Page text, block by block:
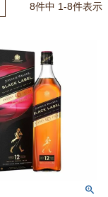
8件中 1-8件表示